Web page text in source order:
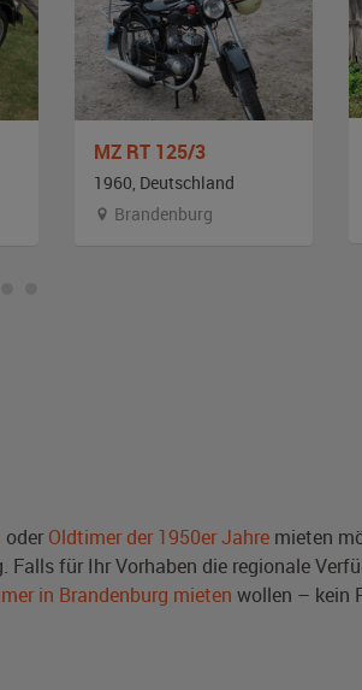
MZ RT 125/3
1960, Deutschland
Brandenburg
oder Oldtimer der 1950er Jahre mieten
für Ihr Vorhaben die regionale
in Brandenburg mieten wollen – kein